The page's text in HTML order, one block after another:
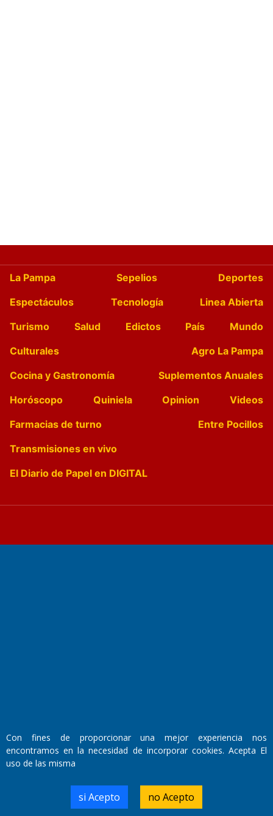
La Pampa Sepelios
Deportes
Espectáculos
Tecnología
Linea Abierta
Turismo
Salud Edictos País
Mundo
Culturales
Agro La Pampa
Cocina y Gastronomía
Suplementos Anuales
Horóscopo
Quiniela Opinion
Videos
Farmacias de turno
Entre Pocillos
Transmisiones en vivo
El Diario de Papel en DIGITAL
Domicilio Legal: José Ingenieros 855,
Santa Rosa, La Pampa.
RL-2019-55551274-APN-DNDA#MJ
Con fines de proporcionar una mejor experiencia nos
encontramos en la necesidad de incorporar cookies. Acepta El
uso de las misma
si Acepto no Acepto